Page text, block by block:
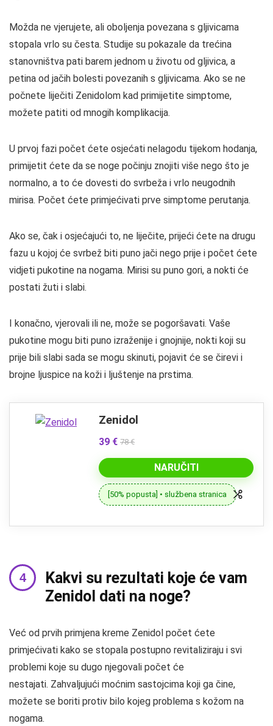
Možda ne vjerujete, ali oboljenja povezana s gljivicama
stopala vrlo su česta. Studije su pokazale da trećina
stanovništva pati barem jednom u životu od gljivica, a
petina od jačih bolesti povezanih s gljivicama. Ako se ne
počnete liječiti Zenidolom kad primijetite simptome,
možete patiti od mnogih komplikacija.
U prvoj fazi počet ćete osjećati nelagodu tijekom hodanja,
primijetit ćete da se noge počinju znojiti više nego što je
normalno, a to će dovesti do svrbeža i vrlo neugodnih
mirisa. Počet ćete primjećivati ​​prve simptome perutanja.
Ako se, čak i osjećajući to, ne liječite, prijeći ćete na drugu
fazu u kojoj će svrbež biti puno jači nego prije i počet ćete
vidjeti pukotine na nogama. Mirisi su puno gori, a nokti će
postati žuti i slabi.
I konačno, vjerovali ili ne, može se pogoršavati. Vaše
pukotine mogu biti puno izraženije i gnojnije, nokti koji su
prije bili slabi sada se mogu skinuti, pojavit će se čirevi i
brojne ljuspice na koži i ljuštenje na prstima.
Zenidol
39 € 78 €
NARUČITI
[50% popusta] • službena stranica
Kakvi su rezultati koje će vam
Zenidol dati na noge?
Već od prvih primjena kreme Zenidol počet ćete
primjećivati ​​kako se stopala postupno revitaliziraju i svi
problemi koje su dugo njegovali počet će
nestajati. Zahvaljujući moćnim sastojcima koji ga čine,
možete se boriti protiv bilo kojeg problema s kožom na
nogama.